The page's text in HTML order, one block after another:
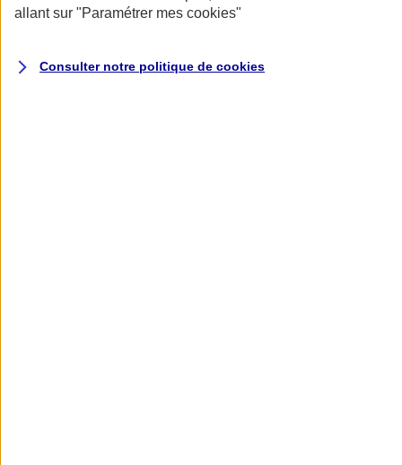
allant sur "Paramétrer mes cookies"
Consulter notre politique de cookies